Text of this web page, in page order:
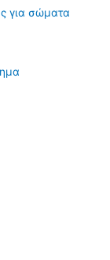
για σώματα